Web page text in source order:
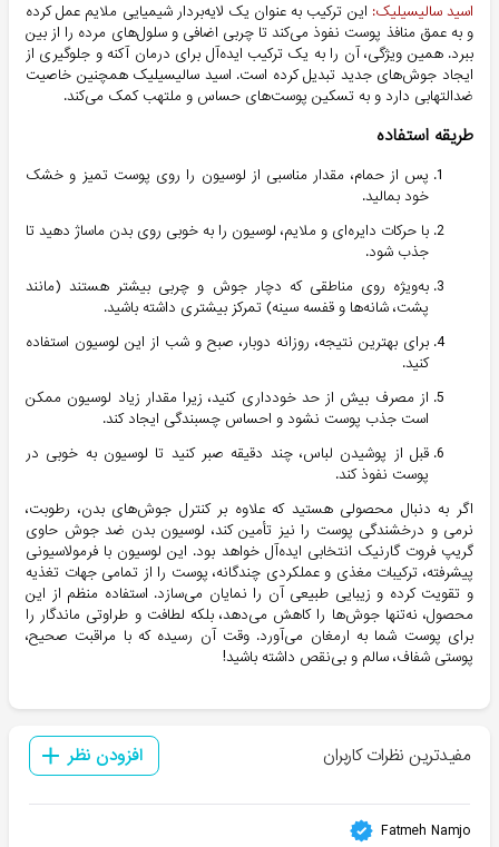
اسید سالیسیلیک: این ترکیب به عنوان یک لایه‌بردار شیمیایی ملایم عمل کرده
و به عمق منافذ پوست نفوذ می‌کند تا چربی اضافی و سلول‌های مرده را از بین
ببرد. همین ویژگی، آن را به یک ترکیب ایده‌آل برای درمان آکنه و جلوگیری از
ایجاد جوش‌های جدید تبدیل کرده است. اسید سالیسیلیک همچنین خاصیت
ضدالتهابی دارد و به تسکین پوست‌های حساس و ملتهب کمک می‌کند.
طریقه استفاده
پس از حمام، مقدار مناسبی از لوسیون را روی پوست تمیز و خشک
خود بمالید.
با حرکات دایره‌ای و ملایم، لوسیون را به خوبی روی بدن ماساژ دهید تا
جذب شود.
به‌ویژه روی مناطقی که دچار جوش و چربی بیشتر هستند (مانند
پشت، شانه‌ها و قفسه سینه) تمرکز بیشتری داشته باشید.
برای بهترین نتیجه، روزانه دوبار، صبح و شب از این لوسیون استفاده
کنید.
از مصرف بیش از حد خودداری کنید، زیرا مقدار زیاد لوسیون ممکن
است جذب پوست نشود و احساس چسبندگی ایجاد کند.
قبل از پوشیدن لباس، چند دقیقه صبر کنید تا لوسیون به خوبی در
پوست نفوذ کند.
اگر به دنبال محصولی هستید که علاوه بر کنترل جوش‌های بدن، رطوبت،
نرمی و درخشندگی پوست را نیز تأمین کند، لوسیون بدن ضد جوش حاوی
گریپ فروت گارنیک انتخابی ایده‌آل خواهد بود. این لوسیون با فرمولاسیونی
پیشرفته، ترکیبات مغذی و عملکردی چندگانه، پوست را از تمامی جهات تغذیه
و تقویت کرده و زیبایی طبیعی آن را نمایان می‌سازد. استفاده منظم از این
محصول، نه‌تنها جوش‌ها را کاهش می‌دهد، بلکه لطافت و طراوتی ماندگار را
برای پوست شما به ارمغان می‌آورد. وقت آن رسیده که با مراقبت صحیح،
پوستی شفاف، سالم و بی‌نقص داشته باشید!
مفیدترین نظرات کاربران افزودن نظر
Fatmeh Namjo